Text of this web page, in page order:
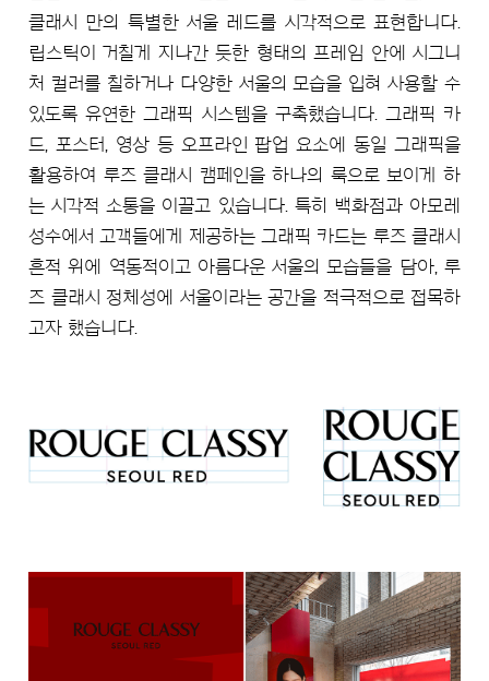
클래시 만의 특별한 서울 레드를 시각적으로 표현합니다.
립스틱이 거칠게 지나간 듯한 형태의 프레임 안에 시그니
처 컬러를 칠하거나 다양한 서울의 모습을 입혀 사용할 수
있도록 유연한 그래픽 시스템을 구축했습니다. 그래픽 카
드, 포스터, 영상 등 오프라인 팝업 요소에 동일 그래픽을
활용하여 루즈 클래시 캠페인을 하나의 룩으로 보이게 하
는 시각적 소통을 이끌고 있습니다. 특히 백화점과 아모레
성수에서 고객들에게 제공하는 그래픽 카드는 루즈 클래시
흔적 위에 역동적이고 아름다운 서울의 모습들을 담아, 루
즈 클래시 정체성에 서울이라는 공간을 적극적으로 접목하
고자 했습니다.